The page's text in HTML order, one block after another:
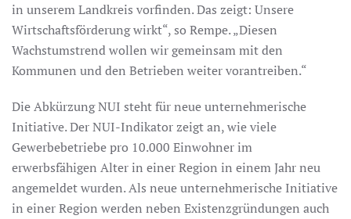
in unserem Landkreis vorfinden. Das zeigt: Unsere
Wirtschaftsförderung wirkt“, so Rempe. „Diesen
Wachstumstrend wollen wir gemeinsam mit den
Kommunen und den Betrieben weiter vorantreiben.“
Die Abkürzung NUI steht für neue unternehmerische
Initiative. Der NUI-Indikator zeigt an, wie viele
Gewerbebetriebe pro 10.000 Einwohner im
erwerbsfähigen Alter in einer Region in einem Jahr neu
angemeldet wurden. Als neue unternehmerische Initiative
in einer Region werden neben Existenzgründungen auch